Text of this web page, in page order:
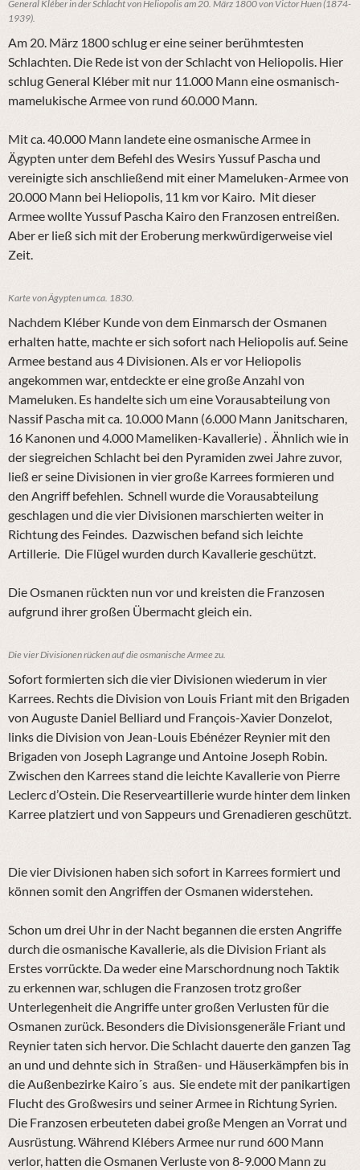
General Kléber in der Schlacht von Heliopolis am 20. März 1800 von Victor Huen (1874-
1939).
Am 20. März 1800 schlug er eine seiner berühmtesten
Schlachten. Die Rede ist von der Schlacht von Heliopolis. Hier
schlug General Kléber mit nur 11.000 Mann eine osmanisch-
mamelukische Armee von rund 60.000 Mann.
Mit ca. 40.000 Mann landete eine osmanische Armee in
Ägypten unter dem Befehl des Wesirs Yussuf Pascha und
vereinigte sich anschließend mit einer Mameluken-Armee von
20.000 Mann bei Heliopolis, 11 km vor Kairo. Mit dieser
Armee wollte Yussuf Pascha Kairo den Franzosen entreißen.
Aber er ließ sich mit der Eroberung merkwürdigerweise viel
Zeit.
Karte von Ägypten um ca. 1830.
Nachdem Kléber Kunde von dem Einmarsch der Osmanen
erhalten hatte, machte er sich sofort nach Heliopolis auf. Seine
Armee bestand aus 4 Divisionen. Als er vor Heliopolis
angekommen war, entdeckte er eine große Anzahl von
Mameluken. Es handelte sich um eine Vorausabteilung von
Nassif Pascha mit ca. 10.000 Mann (6.000 Mann Janitscharen,
16 Kanonen und 4.000 Mameliken-Kavallerie) . Ähnlich wie in
der siegreichen Schlacht bei den Pyramiden zwei Jahre zuvor,
ließ er seine Divisionen in vier große Karrees formieren und
den Angriff befehlen. Schnell wurde die Vorausabteilung
geschlagen und die vier Divisionen marschierten weiter in
Richtung des Feindes. Dazwischen befand sich leichte
Artillerie. Die Flügel wurden durch Kavallerie geschützt.
Die Osmanen rückten nun vor und kreisten die Franzosen
aufgrund ihrer großen Übermacht gleich ein.
Die vier Divisionen rücken auf die osmanische Armee zu.
Sofort formierten sich die vier Divisionen wiederum in vier
Karrees. Rechts die Division von Louis Friant mit den Brigaden
von Auguste Daniel Belliard und François-Xavier Donzelot,
links die Division von Jean-Louis Ebénézer Reynier mit den
Brigaden von Joseph Lagrange und Antoine Joseph Robin.
Zwischen den Karrees stand die leichte Kavallerie von Pierre
Leclerc d’Ostein. Die Reserveartillerie wurde hinter dem linken
Karree platziert und von Sappeurs und Grenadieren geschützt.
Die vier Divisionen haben sich sofort in Karrees formiert und
können somit den Angriffen der Osmanen widerstehen.
Schon um drei Uhr in der Nacht begannen die ersten Angriffe
durch die osmanische Kavallerie, als die Division Friant als
Erstes vorrückte. Da weder eine Marschordnung noch Taktik
zu erkennen war, schlugen die Franzosen trotz großer
Unterlegenheit die Angriffe unter großen Verlusten für die
Osmanen zurück. Besonders die Divisionsgeneräle Friant und
Reynier taten sich hervor. Die Schlacht dauerte den ganzen Tag
an und und dehnte sich in Straßen- und Häuserkämpfen bis in
die Außenbezirke Kairo´s aus. Sie endete mit der panikartigen
Flucht des Großwesirs und seiner Armee in Richtung Syrien.
Die Franzosen erbeuteten dabei große Mengen an Vorrat und
Ausrüstung. Während Klébers Armee nur rund 600 Mann
verlor, hatten die Osmanen Verluste von 8-9.000 Mann zu